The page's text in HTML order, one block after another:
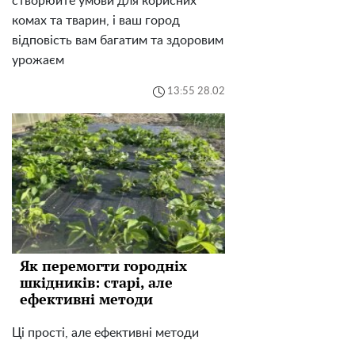
комах та тварин, і ваш город
відповість вам багатим та здоровим
урожаєм
13:55 28.02
Як перемогти городніх
шкідників: старі, але
ефективні методи
Ці прості, але ефективні методи